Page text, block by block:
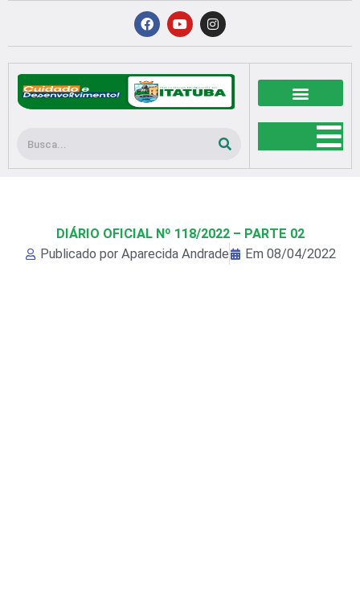
conteúdo
F
a
c
b
o
o
k
Y
o
u
u
b
e
I
n
s
a
g
r
a
Pesquisar
DIÁRIO OFICIAL Nº 118/2022 – PARTE 02
Publicado por Aparecida Andrade Em 08/04/2022